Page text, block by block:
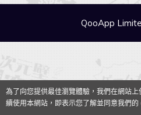
QooApp
為了向您提供最佳瀏覽體驗，我們在網站
續使用本網站，即表示您了解並同意我們的